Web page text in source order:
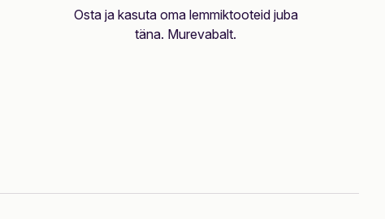
Osta ja kasuta oma lemmiktooteid juba
täna. Murevabalt.